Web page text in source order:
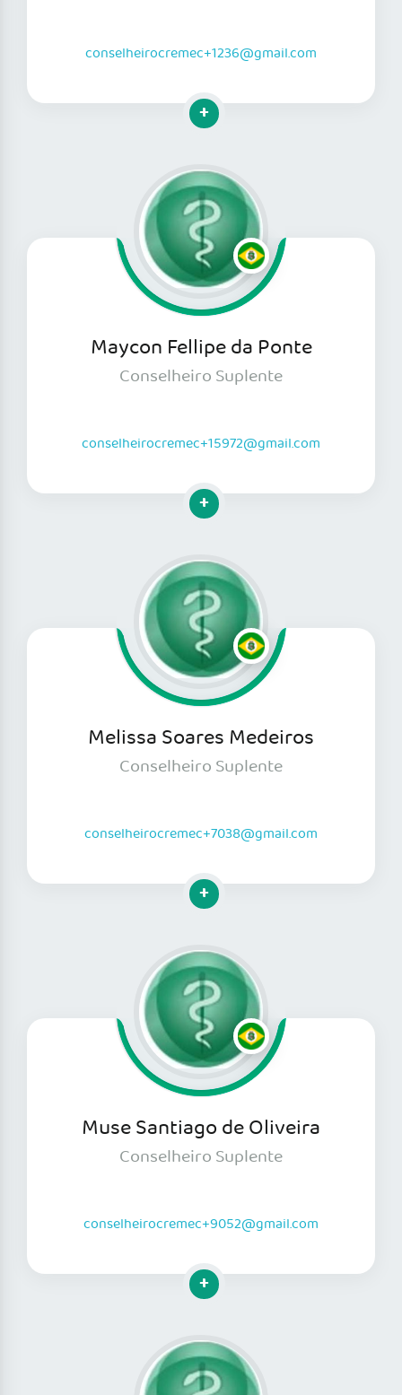
conselheirocremec+1236@gmail.com
Clique para mais informações
Maycon Fellipe da Ponte
Conselheiro Suplente
conselheirocremec+15972@gmail.com
Clique para mais informações
Melissa Soares Medeiros
Conselheiro Suplente
conselheirocremec+7038@gmail.com
Clique para mais informações
Muse Santiago de Oliveira
Conselheiro Suplente
conselheirocremec+9052@gmail.com
Clique para mais informações